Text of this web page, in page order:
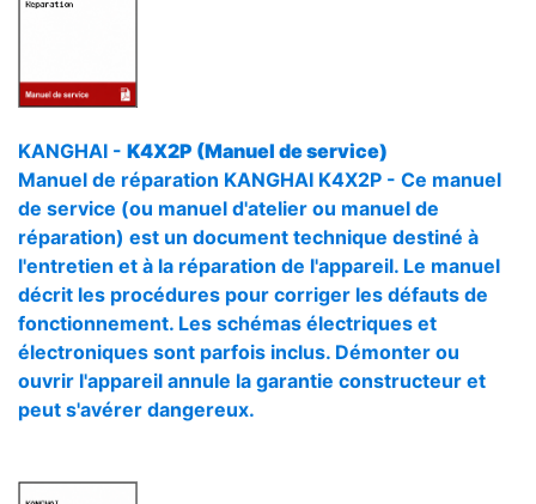
KANGHAI - K4X2P (Manuel de service)
Manuel de réparation KANGHAI K4X2P - Ce manuel
de service (ou manuel d'atelier ou manuel de
réparation) est un document technique destiné à
l'entretien et à la réparation de l'appareil. Le manuel
décrit les procédures pour corriger les défauts de
fonctionnement. Les schémas électriques et
électroniques sont parfois inclus. Démonter ou
ouvrir l'appareil annule la garantie constructeur et
peut s'avérer dangereux.